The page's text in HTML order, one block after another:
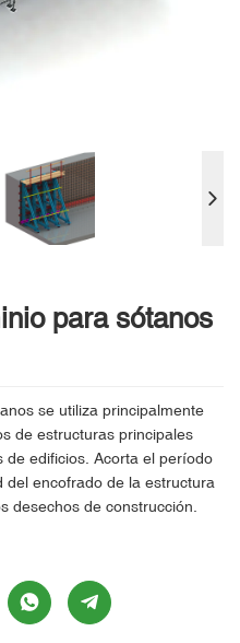
para sótanos
se utiliza principalmente
de estructuras principales
de edificios. Acorta el período
del encofrado de la estructura
desechos de construcción.